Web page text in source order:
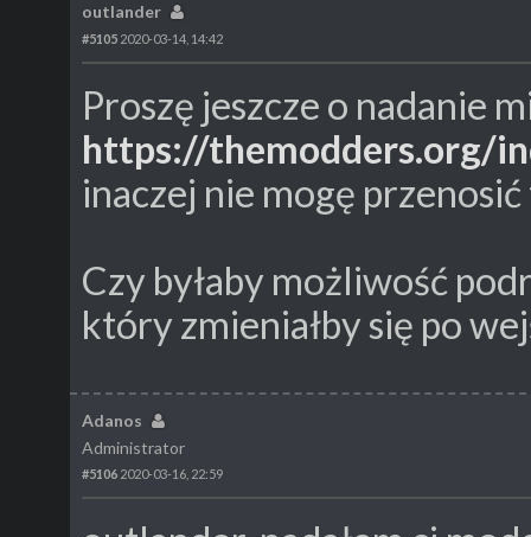
outlander
#5105 2020-03-14, 14:42
Proszę jeszcze o nadanie
https://themodders.org/
inaczej nie mogę
Czy byłaby możliwość
który zmieniałby się po
Adanos
Administrator
#5106 2020-03-16, 22:59